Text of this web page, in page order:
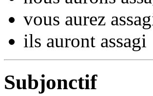
vous aurez assag
ils auront assagi
Subjonctif